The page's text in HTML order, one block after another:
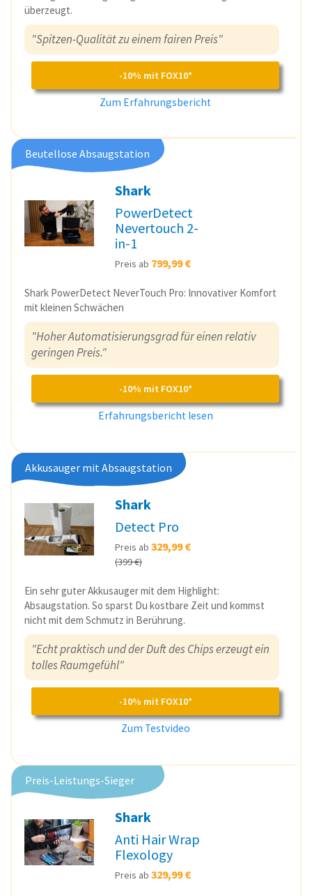
überzeugt.
"Spitzen-Qualität zu einem fairen Preis"
-10% mit FOX10*
Zum Erfahrungsbericht
Beutellose Absaugstation
Shark
PowerDetect
Nevertouch 2-
in-1
Preis ab 799,99 €
Shark PowerDetect NeverTouch Pro: Innovativer Komfort
mit kleinen Schwächen
"Hoher Automatisierungsgrad für einen relativ
geringen Preis."
-10% mit FOX10*
Erfahrungsbericht lesen
Akkusauger mit Absaugstation
Shark
Detect Pro
Preis ab 329,99 €
(399 €)
Ein sehr guter Akkusauger mit dem Highlight:
Absaugstation. So sparst Du kostbare Zeit und kommst
nicht mit dem Schmutz in Berührung.
"Echt praktisch und der Duft des Chips erzeugt ein
tolles Raumgefühl"
-10% mit FOX10*
Zum Testvideo
Preis-Leistungs-Sieger
Shark
Anti Hair Wrap
Flexology
Preis ab 329,99 €